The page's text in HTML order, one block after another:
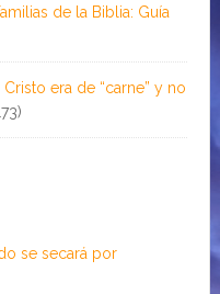
de la Biblia: Guía
era de “carne” y no
se secará por